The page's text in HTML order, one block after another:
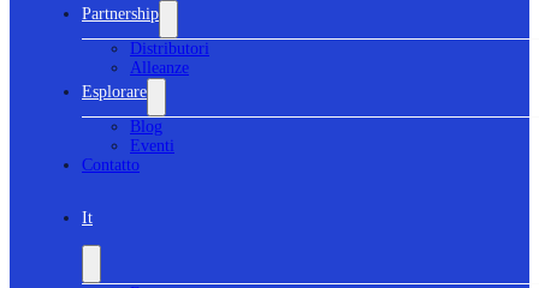
Partnership
Distributori
Alleanze
Esplorare
Blog
Eventi
Contatto
It